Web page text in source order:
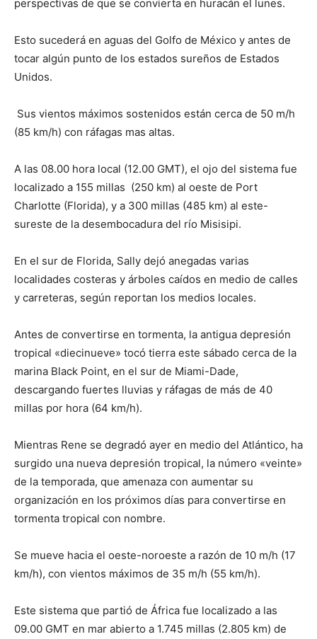
perspectivas de que se convierta en huracán el lunes.
Esto sucederá en aguas del Golfo de México y antes de
tocar algún punto de los estados sureños de Estados
Unidos.
Sus vientos máximos sostenidos están cerca de 50 m/h
(85 km/h) con ráfagas mas altas.
A las 08.00 hora local (12.00 GMT), el ojo del sistema fue
localizado a 155 millas (250 km) al oeste de Port
Charlotte (Florida), y a 300 millas (485 km) al este-
sureste de la desembocadura del río Misisipi.
En el sur de Florida, Sally dejó anegadas varias
localidades costeras y árboles caídos en medio de calles
y carreteras, según reportan los medios locales.
Antes de convertirse en tormenta, la antigua depresión
tropical «diecinueve» tocó tierra este sábado cerca de la
marina Black Point, en el sur de Miami-Dade,
descargando fuertes lluvias y ráfagas de más de 40
millas por hora (64 km/h).
Mientras Rene se degradó ayer en medio del Atlántico, ha
surgido una nueva depresión tropical, la número «veinte»
de la temporada, que amenaza con aumentar su
organización en los próximos días para convertirse en
tormenta tropical con nombre.
Se mueve hacia el oeste-noroeste a razón de 10 m/h (17
km/h), con vientos máximos de 35 m/h (55 km/h).
Este sistema que partió de África fue localizado a las
09.00 GMT en mar abierto a 1.745 millas (2.805 km) de